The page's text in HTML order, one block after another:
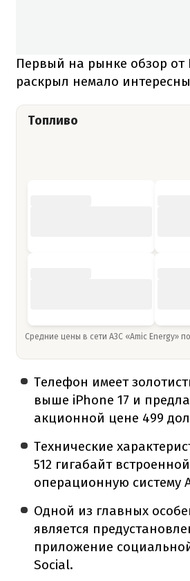
Первый на рынке обзор от
раскрыл немало
Топливо
Средние цены в сети АЗС «Amic Energy»
Телефон имеет
выше iPhone 17 и
акционной цене 499
Технические
512 гигабайт
операционную систему
Одной из главных
является
приложение
Social.